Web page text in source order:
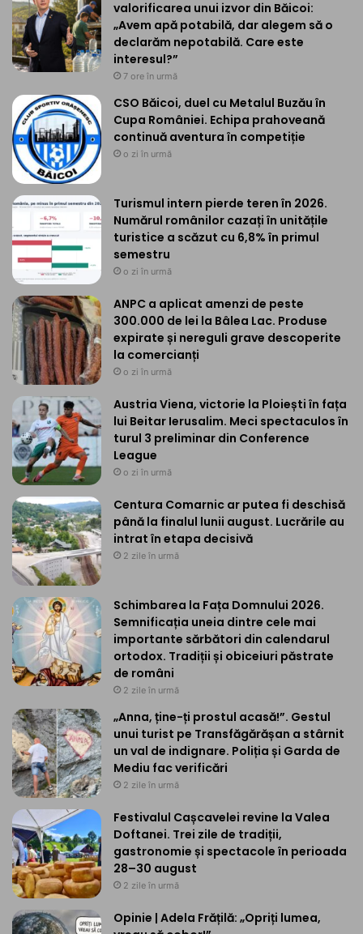
valorificarea unui izvor din Băicoi:
„Avem apă potabilă, dar alegem să o
declarăm nepotabilă. Care este
interesul?”
7 ore în urmă
CSO Băicoi, duel cu Metalul Buzău în
Cupa României. Echipa prahoveană
continuă aventura în competiție
o zi în urmă
Turismul intern pierde teren în 2026.
Numărul românilor cazați în unitățile
turistice a scăzut cu 6,8% în primul
semestru
o zi în urmă
ANPC a aplicat amenzi de peste
300.000 de lei la Bâlea Lac. Produse
expirate și nereguli grave descoperite
la comercianți
o zi în urmă
Austria Viena, victorie la Ploiești în fața
lui Beitar Ierusalim. Meci spectaculos în
turul 3 preliminar din Conference
League
o zi în urmă
Centura Comarnic ar putea fi deschisă
până la finalul lunii august. Lucrările au
intrat în etapa decisivă
2 zile în urmă
Schimbarea la Fața Domnului 2026.
Semnificația uneia dintre cele mai
importante sărbători din calendarul
ortodox. Tradiții și obiceiuri păstrate
de români
2 zile în urmă
„Anna, ține-ți prostul acasă!”. Gestul
unui turist pe Transfăgărășan a stârnit
un val de indignare. Poliția și Garda de
Mediu fac verificări
2 zile în urmă
Festivalul Cașcavelei revine la Valea
Doftanei. Trei zile de tradiții,
gastronomie și spectacole în perioada
28–30 august
2 zile în urmă
Opinie | Adela Frățilă: „Opriți lumea,